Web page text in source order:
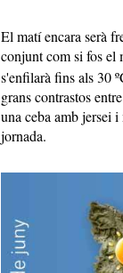
El matí encara serà
conjunt com si fos el
s'enfilarà fins als 30
grans contrastos
una ceba amb jersei
jornada.